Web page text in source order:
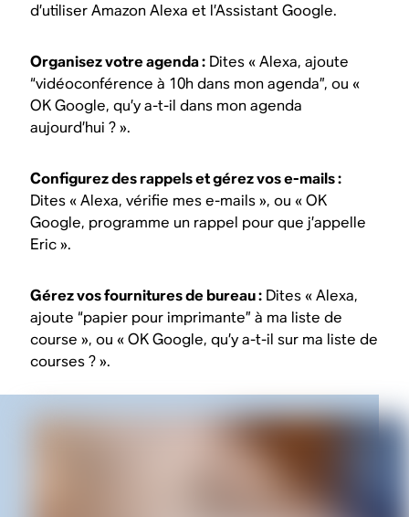
d’utiliser Amazon Alexa et l’Assistant Google.
Organisez votre agenda : Dites « Alexa, ajoute
“vidéoconférence à 10h dans mon agenda”, ou «
OK Google, qu’y a-t-il dans mon agenda
aujourd’hui ? ».
Configurez des rappels et gérez vos e-mails :
Dites « Alexa, vérifie mes e-mails », ou « OK
Google, programme un rappel pour que j’appelle
Eric ».
Gérez vos fournitures de bureau : Dites « Alexa,
ajoute “papier pour imprimante” à ma liste de
course », ou « OK Google, qu’y a-t-il sur ma liste de
courses ? ».